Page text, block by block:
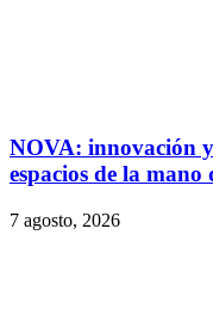
NOVA: innovación
espacios de la mano
7 agosto, 2026